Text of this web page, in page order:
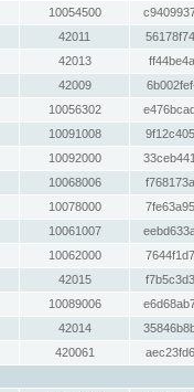
10054500
42011
42013
42009
10056302
10091008
10092000
10068006
10078000
10061007
10062000
42015
10089006
42014
420061